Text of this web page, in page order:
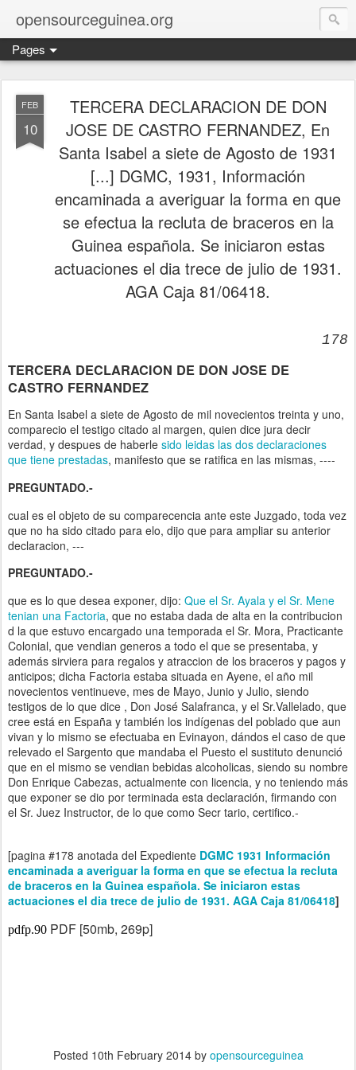
opensourceguinea.org
Pages
FEB
10
TERCERA DECLARACION DE DON
JOSE DE CASTRO FERNANDEZ, En
Santa Isabel a siete de Agosto de 1931
[...] DGMC, 1931, Información
encaminada a averiguar la forma en que
se efectua la recluta de braceros en la
Guinea española. Se iniciaron estas
actuaciones el dia trece de julio de 1931.
AGA Caja 81/06418.
178
TERCERA DECLARACION DE DON JOSE DE
CASTRO FERNANDEZ
En Santa Isabel a siete de Agosto de mil novecientos treinta y uno,
comparecio el testigo citado al margen, quien dice jura decir
verdad, y despues de haberle sido leidas las dos declaraciones
que tiene prestadas, manifesto que se ratifica en las mismas, ----
PREGUNTADO.-
cual es el objeto de su comparecencia ante este Juzgado, toda vez
que no ha sido citado para elo, dijo que para ampliar su anterior
declaracion, ---
PREGUNTADO.-
que es lo que desea exponer, dijo: Que el Sr. Ayala y el Sr. Mene
tenian una Factoria, que no estaba dada de alta en la contribucion
d la que estuvo encargado una temporada el Sr. Mora, Practicante
Colonial, que vendian generos a todo el que se presentaba, y
además sirviera para regalos y atraccion de los braceros y pagos y
anticipos; dicha Factoria estaba situada en Ayene, el año mil
novecientos ventinueve, mes de Mayo, Junio y Julio, siendo
testigos de lo que dice , Don José Salafranca, y el Sr.Vallelado, que
cree está en España y también los indígenas del poblado que aun
vivan y lo mismo se efectuaba en Evinayon, dándos el caso de que
relevado el Sargento que mandaba el Puesto el sustituto denunció
que en el mismo se vendian bebidas alcoholicas, siendo su nombre
Don Enrique Cabezas, actualmente con licencia, y no teniendo más
que exponer se dio por terminada esta declaración, firmando con
el Sr. Juez Instructor, de lo que como Secr tario, certifico.-
[pagina #178 anotada del Expediente DGMC 1931 Información
encaminada a averiguar la forma en que se efectua la recluta
de braceros en la Guinea española. Se iniciaron estas
actuaciones el dia trece de julio de 1931. AGA Caja 81/06418]
pdfp.90 PDF [50mb, 269p]
Posted 10th February 2014by opensourceguinea